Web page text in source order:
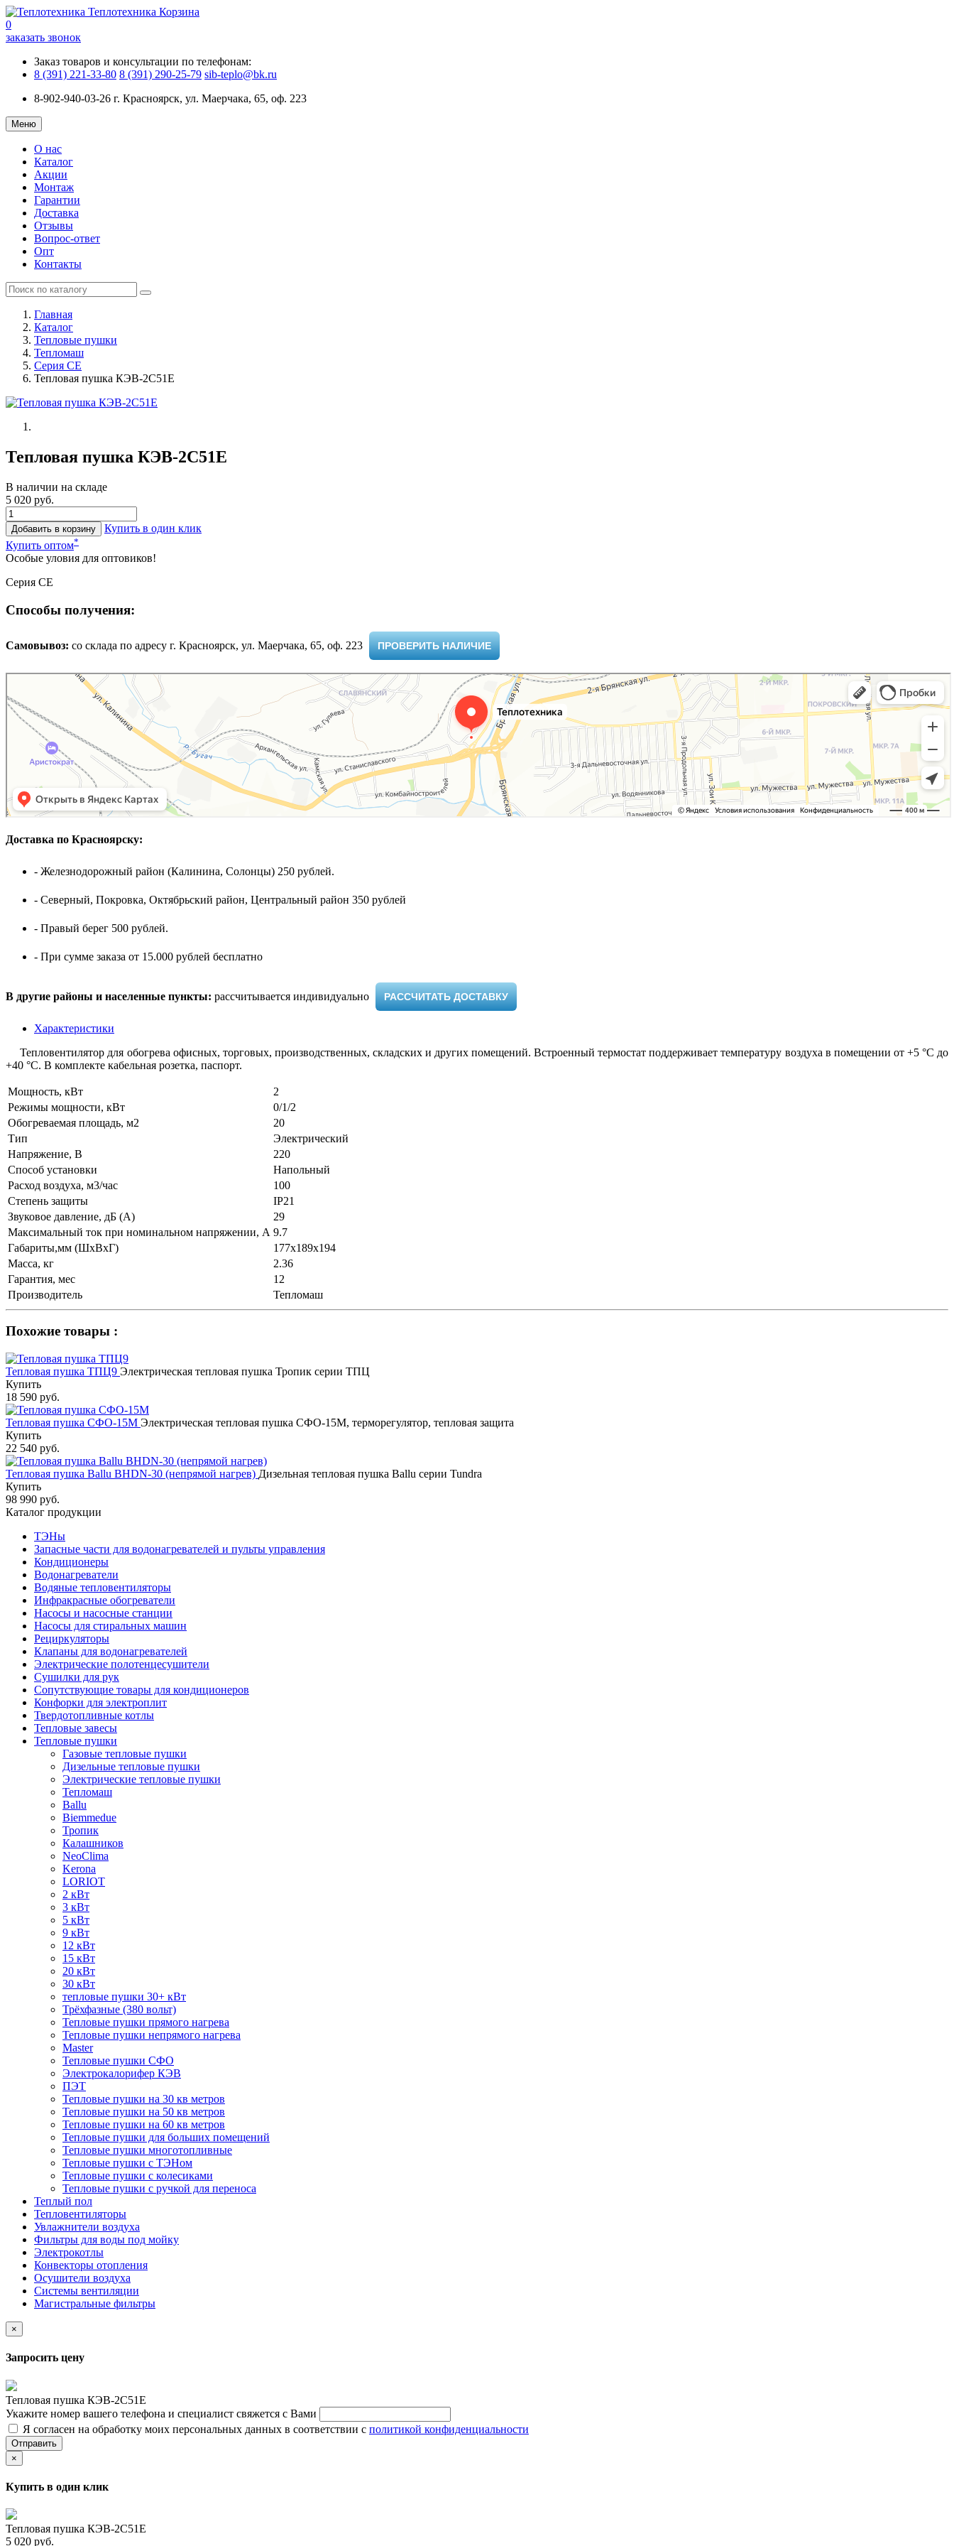
Теплотехника Корзина
0
заказать звонок
Заказ товаров и консультации по телефонам:
8 (391) 221-33-80 8 (391) 290-25-79 sib-teplo@bk.ru
8-902-940-03-26 г. Красноярск, ул. Маерчака, 65, оф. 223
Меню
О нас
Каталог
Акции
Монтаж
Гарантии
Доставка
Отзывы
Вопрос-ответ
Опт
Контакты
Главная
Каталог
Тепловые пушки
Тепломаш
Серия СЕ
Тепловая пушка КЭВ-2С51Е
Тепловая пушка КЭВ-2С51Е
В наличии на складе
5 020 руб.
Добавить в корзину
Купить в один клик
Купить оптом*
Особые уловия для оптовиков!
Серия CE
Способы получения:
Самовывоз: cо склада по адресу г. Красноярск, ул. Маерчака, 65, оф. 223 ​ ПРОВЕРИТЬ НАЛИЧИЕ
Доставка по Красноярску:
- Железнодорожный район (Калинина, Солонцы) 250 рублей.
- Северный, Покровка, Октябрьский район, Центральный район 350 рублей
- Правый берег 500 рублей.
- При сумме заказа от 15.000 рублей бесплатно
В другие районы и населенные пункты: рассчитывается индивидуально ​ РАССЧИТАТЬ ДОСТАВКУ
Характеристики
Тепловентилятор для обогрева офисных, торговых, производственных, складских и других помещений. Встроенный термостат поддерживает температуру воздуха в помещении от +5 °С до
+40 °С. В комплекте кабельная розетка, паспорт.
Мощность, кВт
2
Режимы мощности, кВт
0/1/2
Обогреваемая площадь, м2
20
Тип
Электрический
Напряжение, В
220
Способ установки
Напольный
Расход воздуха, м3/час
100
Степень защиты
IP21
Звуковое давление, дБ (А)
29
Максимальный ток при номинальном напряжении, А 9.7
Габариты,мм (ШхВхГ)
177х189х194
Масса, кг
2.36
Гарантия, мес
12
Производитель
Тепломаш
Похожие товары :
Тепловая пушка ТПЦ9 Электрическая тепловая пушка Тропик серии ТПЦ
Купить
18 590 руб.
Тепловая пушка СФО-15М Электрическая тепловая пушка СФО-15М, терморегулятор, тепловая защита
Купить
22 540 руб.
Тепловая пушка Ballu BHDN-30 (непрямой нагрев) Дизельная тепловая пушка Ballu серии Tundra
Купить
98 990 руб.
Каталог продукции
ТЭНы
Запасные части для водонагревателей и пульты управления
Кондиционеры
Водонагреватели
Водяные тепловентиляторы
Инфракрасные обогреватели
Насосы и насосные станции
Насосы для стиральных машин
Рециркуляторы
Клапаны для водонагревателей
Электрические полотенцесушители
Сушилки для рук
Сопутствующие товары для кондиционеров
Конфорки для электроплит
Твердотопливные котлы
Тепловые завесы
Тепловые пушки
Газовые тепловые пушки
Дизельные тепловые пушки
Электрические тепловые пушки
Тепломаш
Ballu
Biemmedue
Тропик
Калашников
NeoClima
Kerona
LORIOT
2 кВт
3 кВт
5 кВт
9 кВт
12 кВт
15 кВт
20 кВт
30 кВт
тепловые пушки 30+ кВт
Трёхфазные (380 вольт)
Тепловые пушки прямого нагрева
Тепловые пушки непрямого нагрева
Master
Тепловые пушки СФО
Электрокалорифер КЭВ
ПЭТ
Тепловые пушки на 30 кв метров
Тепловые пушки на 50 кв метров
Тепловые пушки на 60 кв метров
Тепловые пушки для больших помещений
Тепловые пушки многотопливные
Тепловые пушки с ТЭНом
Тепловые пушки с колесиками
Тепловые пушки с ручкой для переноса
Теплый пол
Тепловентиляторы
Увлажнители воздуха
Фильтры для воды под мойку
Электрокотлы
Конвекторы отопления
Осушители воздуха
Системы вентиляции
Магистральные фильтры
×
Запросить цену
Тепловая пушка КЭВ-2С51Е
Укажите номер вашего телефона и специалист свяжется с Вами
Я согласен на обработку моих персональных данных в соответствии с политикой конфиденциальности
Отправить
×
Купить в один клик
Тепловая пушка КЭВ-2С51Е
5 020 руб.